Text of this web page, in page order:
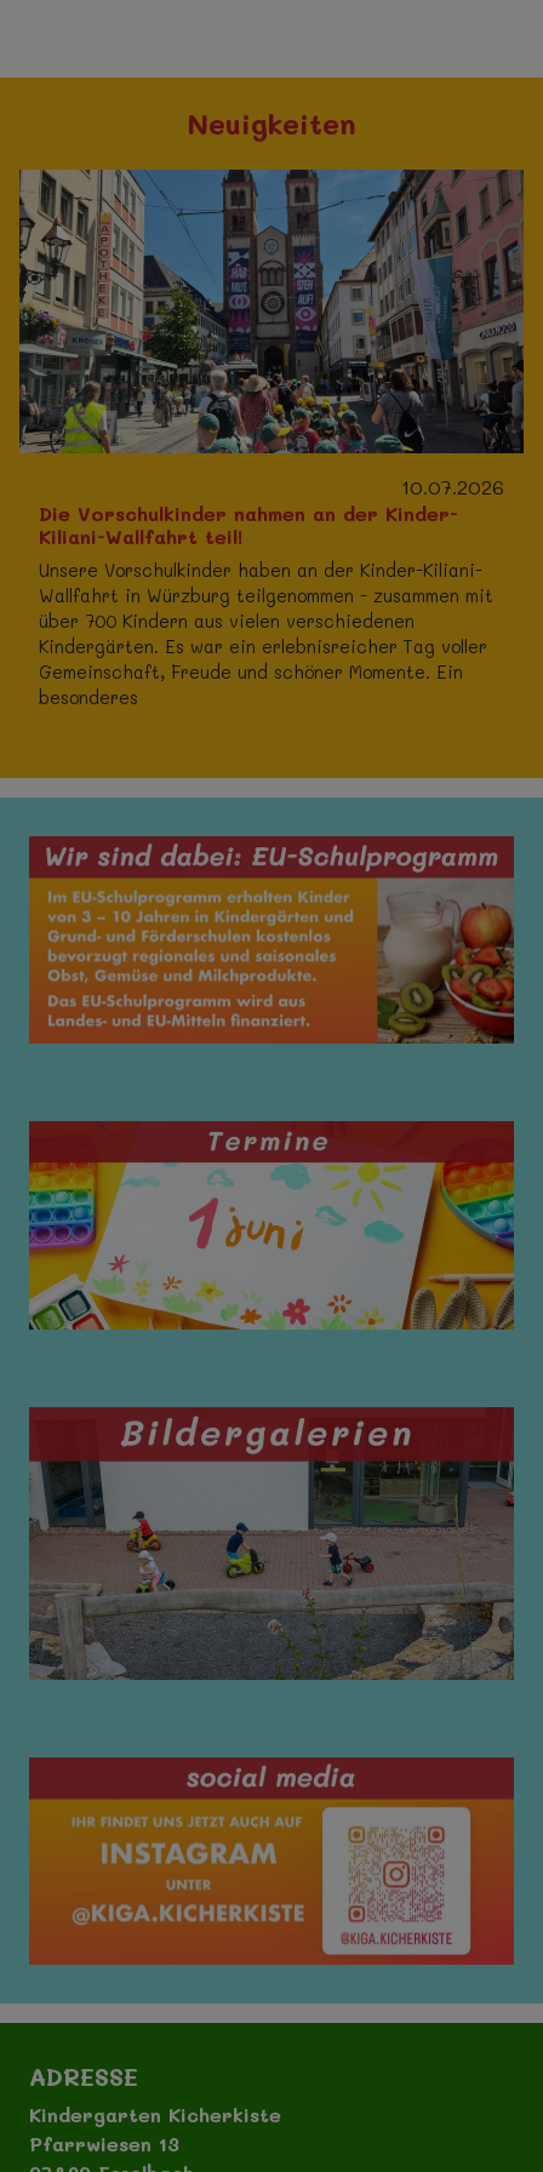
Neuigkeiten
10.07.2026
Die Vorschulkinder nahmen an der Kinder-
Kiliani-Wallfahrt teil!
Unsere Vorschulkinder haben an der Kinder-Kiliani-
Wallfahrt in Würzburg teilgenommen - zusammen mit
über 700 Kindern aus vielen verschiedenen
Kindergärten. Es war ein erlebnisreicher Tag voller
Gemeinschaft, Freude und schöner Momente. Ein
besonderes
ADRESSE
Kindergarten Kicherkiste
Pfarrwiesen 13